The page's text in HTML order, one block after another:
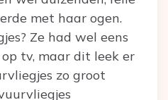
met haar ogen.
Ze had wel eens
tv, maar dit leek er
zo groot